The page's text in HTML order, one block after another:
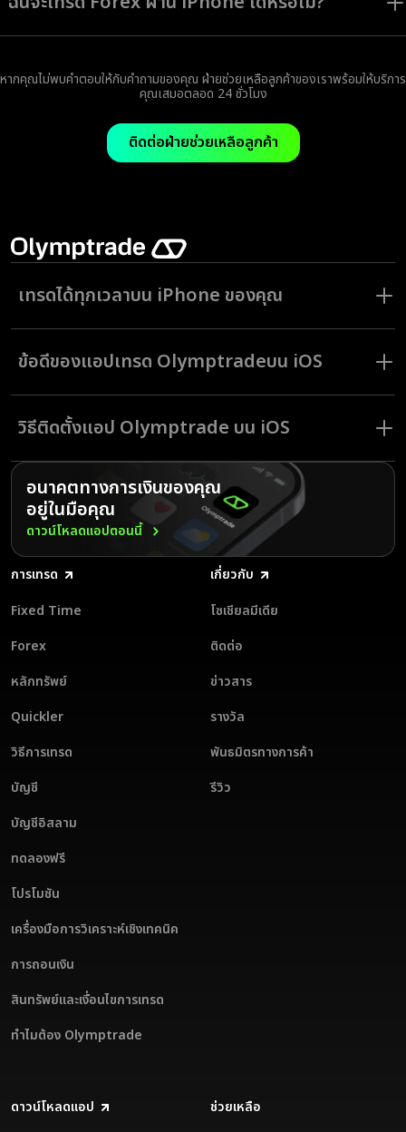
แน่นอน แอปเทรด iOS ของ Olymptrade ให้คุณเทรด Forex โดยมีตราสารการ
หากคุณไม่พบคำตอบให้กับคำถามของคุณ ฝ่ายช่วยเหลือลูกค้าของเราพร้อมให้บริการ
คุณเสมอตลอด 24 ชั่วโมง
ติดต่อฝ่ายช่วยเหลือลูกค้า
เทรดได้ทุกเวลาบน iPhone ของคุณ
ในโลกปัจจุบันที่เปลี่ยนแปลงอย่างรวดเร็ว การเข้าถึงการลงทุนของคุณได้
ตลอดเวลาถือว่าสำคัญมาก ด้วยแอปเทรด Olymptrade บน iOS คุณไม่
จำเป็นต้องผูกติดกับเดสก์ท็อปอีกต่อไป
แอปพลิเคชันมือถือสมัยใหม่มอบฟังก์ชันการเทรดแบบเดียวกันกับแพลตฟอร์ม
การเทรดเหมือนกับบนคอมพิวเตอร์ของคุณ ช่วยให้คุณเทรดได้อย่างต่อเนื่อง
ทุกที่ทุกเวลา
ข้อดีของแอปเทรด Olymptradeบน iOS
สัมผัสประสบการณ์การใช้งานครบทุกฟังก์ชันและความน่าเชื่อถือของ
แพลตฟอร์มการเทรดของเราได้บนแอป Olymptrade สำหรับ iOS:
รองรับการใช้งานบนทั้ง iPhone และ iPad
อินเทอร์เฟซที่ใช้งานง่าย: การออกแบบที่ชาญฉลาดเพื่อการนำทางที่ราบรื่น
เครื่องมือครบครัน: การวิเคราะห์แนวโน้มตลาด อินดิเคเตอร์ ออสซิลเลเต
อร์ สัญญาณการเทรด และอื่น ๆ
ฝึกฝนด้วยบัญชีทดลอง: พัฒนาทักษะของคุณโดยไม่เสี่ยง
ฝ่ายบริการลูกค้าหลายภาษาตลอด 24/7: พร้อมให้ความช่วยเหลือทุกเวลาที่
คุณต้องการ
ดาวน์โหลดแอป Olymptrade สำหรับ iOS วันนี้และยกระดับประสบการณ์
วิธีติดตั้งแอป Olymptrade บน iOS
การติดตั้งแอปเทรด Olymptrade บน iOS
ทำได้ง่าย ๆ เพียงทำตามขั้นตอนเหล่านี้:
ดาวน์โหลดแอปจาก App Store
สมัครบัญชีในแอปหรือเข้าสู่ระบบบัญชีของคุณ
เริ่มฝึกเทรดบนบัญชีทดลอง เมื่อคุณพร้อมแล้ว ให้ฝากเงินด้วยหนึ่งใน 17
สกุลเงินที่ให้บริการเพื่อเริ่มต้นเทรดจริง
Olymptrade โดดเด่นกว่าแอปเทรดออนไลน์อื่น ๆ ด้วยอินเทอร์เฟซที่ใช้งาน
iOS วันนี้และปลดล็อกศักยภาพการเทรดของคุณอย่างเต็มที่!
อนาคตทางการเงินของคุณ
อยู่ในมือคุณ
ดาวน์โหลดแอปตอนนี้
การเทรด
Fixed Time
Forex
หลักทรัพย์
Quickler
วิธีการเทรด
บัญชี
บัญชีอิสลาม
ทดลองฟรี
โปรโมชัน
เครื่องมือการวิเคราะห์เชิงเทคนิค
การถอนเงิน
สินทรัพย์และเงื่อนไขการเทรด
ทำไมต้อง Olymptrade
เกี่ยวกับ
โซเชียลมีเดีย
ติดต่อ
ข่าวสาร
รางวัล
พันธมิตรทางการค้า
รีวิว
ดาวน์โหลดแอป
ช่วยเหลือ